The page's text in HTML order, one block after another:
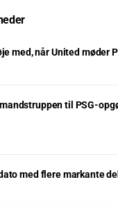
med, når United møder
til PSG-
med flere markante